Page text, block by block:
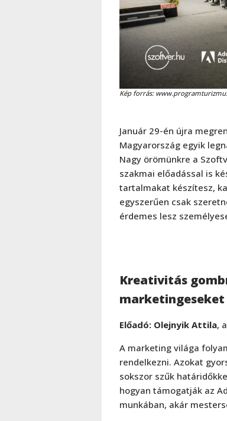
Kép forrás:
Január 29-én újra
Magyarország egyik
Nagy örömünkre a
szakmai előadással is
tartalmakat készítesz,
egyszerűen csak
érdemes lesz
Kreativitás
Előadó: Olejnyik Attila,
A marketing világa
rendelkezni. Azokat
sokszor szűk
hogyan támogatják az
munkában, akár